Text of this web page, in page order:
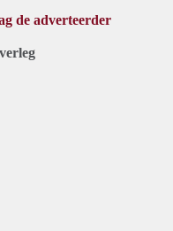
de adverteerder